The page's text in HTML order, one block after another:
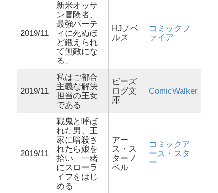
2019/11
新米オッサ
ン冒険者、
最強パーテ
ィに死ぬほ
ど鍛えられ
て無敵にな
る。
HJノベ
ルス
コミックフ
ァイア
2019/11
私はご都合
主義な解決
担当の王女
である
ビーズ
ログ文
庫
ComicWalker
2019/11
戦鬼と呼ば
れた男、王
家に暗殺さ
れたら娘を
拾い、一緒
にスローラ
イフをはじ
める
アー
ス・ス
ターノ
ベル
コミックア
ース・スタ
ー